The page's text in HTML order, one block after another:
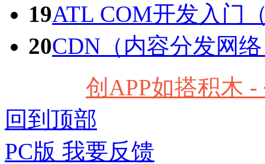
19ATL COM开发入门
20CDN（内容分发网
创APP如搭积木
回到顶部
PC版 我要反馈